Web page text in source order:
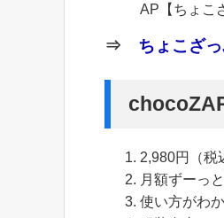
AP【ちょこ
⇒ ちょこざ
2,980円（税
月額ずーっ
使い方がわ